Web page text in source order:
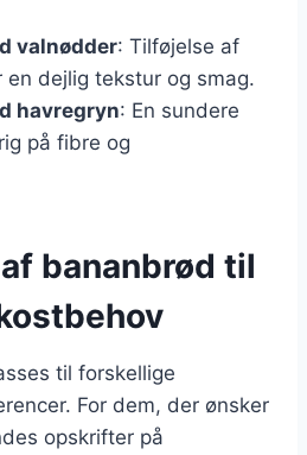
valnødder: Tilføjelse af
en dejlig tekstur og smag.
havregryn: En sundere
på fibre og
bananbrød til
til forskellige
For dem, der ønsker
opskrifter på